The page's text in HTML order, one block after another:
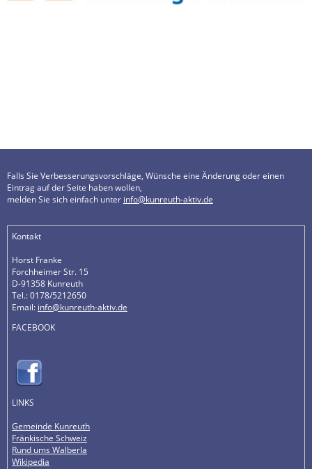
Falls Sie Verbesserungsvorschläge, Wünsche eine Änderung oder einen
Eintrag auf der Seite haben wollen,
melden Sie sich einfach unter info@kunreuth-aktiv.de
Kontakt
Horst Franke
Forchheimer Str. 15
D-91358 Kunreuth
Tel.: 0178/5212650
Email: info@kunreuth-aktiv.de
FACEBOOK
LINKS
Gemeinde Kunreuth
Fränkische Schweiz
Rund ums Walberla
Wikipedia